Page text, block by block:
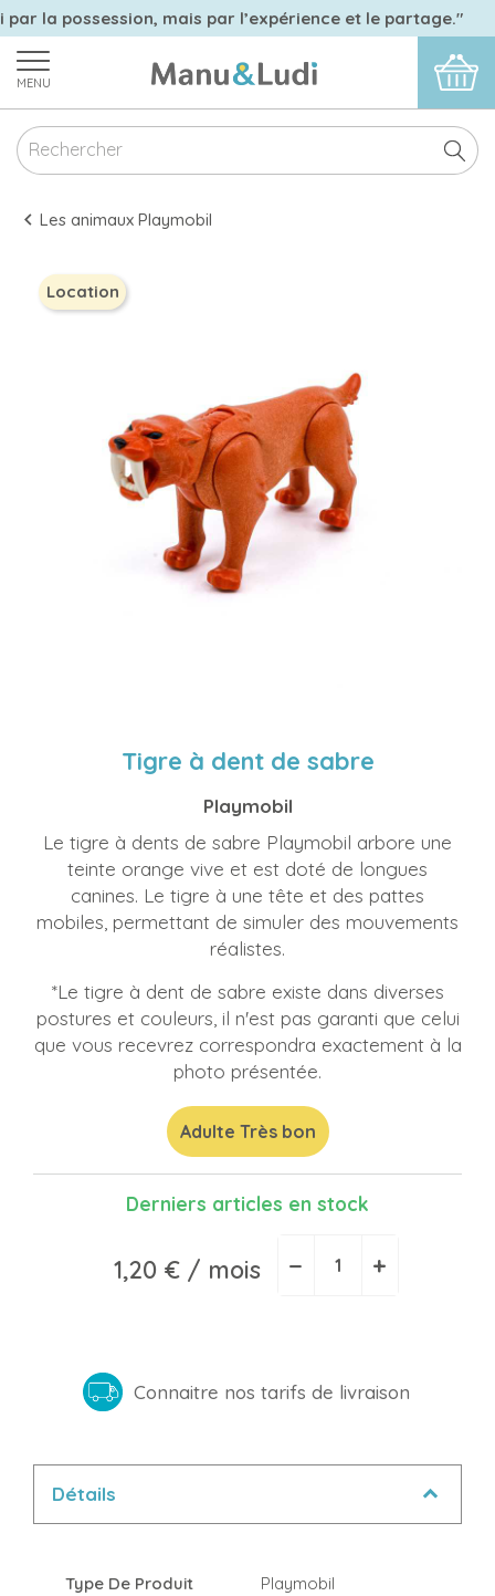
la possession, mais par l’expérience et le partage."
MENU
Les animaux Playmobil
Location
Tigre à dent de sabre
Playmobil
Le tigre à dents de sabre Playmobil arbore une
teinte orange vive et est doté de longues
canines. Le tigre à une tête et des pattes
mobiles, permettant de simuler des mouvements
réalistes.
*Le tigre à dent de sabre existe dans diverses
postures et couleurs, il n'est pas garanti que celui
que vous recevrez correspondra exactement à la
photo présentée.
Adulte Très bon
Derniers articles en stock
1,20 €/ mois − +
Connaitre nos tarifs de livraison
Détails
Type De Produit Playmobil